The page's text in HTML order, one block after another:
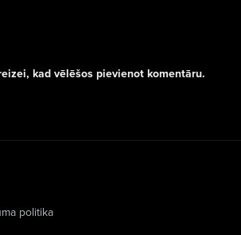
kad vēlēšos pievienot komentāru.
politika